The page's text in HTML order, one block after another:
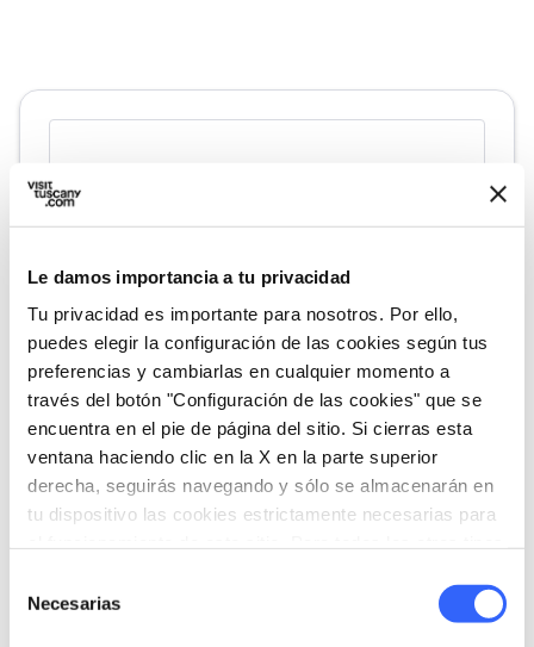
Le damos importancia a tu privacidad
Tu privacidad es importante para nosotros. Por ello,
puedes elegir la configuración de las cookies según tus
preferencias y cambiarlas en cualquier momento a
través del botón "Configuración de las cookies" que se
encuentra en el pie de página del sitio. Si cierras esta
ventana haciendo clic en la X en la parte superior
derecha, seguirás navegando y sólo se almacenarán en
tu dispositivo las cookies estrictamente necesarias para
Necesarias
directions Indicaciones
Informaciones
home Dónde
Via del Castellaccio, 50122 Firenze FI,